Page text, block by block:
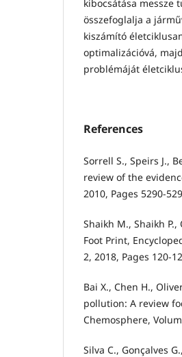
kibocsátása messze
összefoglalja a
kiszámító
optimalizációvá,
problémáját
References
Sorrell S., Speirs J.,
review of the
2010, Pages 5290-
Shaikh M., Shaikh
Foot Print,
2, 2018, Pages 120-
Bai X., Chen H.,
pollution: A review
Chemosphere,
Silva C., Gonçalves